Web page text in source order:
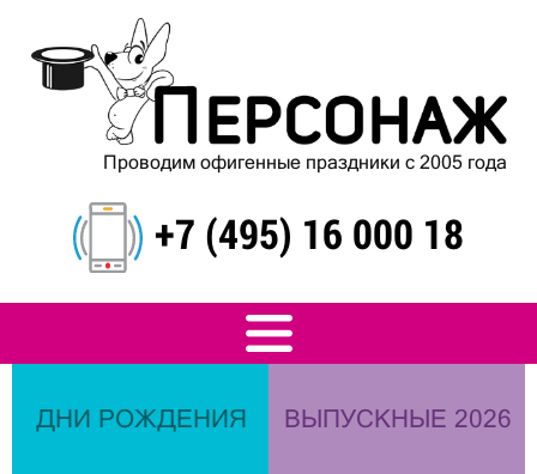
Проводим офигенные праздники с 2005 года
+7 (495) 16 000 18
ДНИ РОЖДЕНИЯ ВЫПУСКНЫЕ 2026